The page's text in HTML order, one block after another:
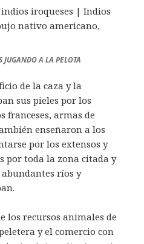
A LA PELOTA
de la caza y la
sus pieles por los
franceses, armas de
enseñaron a los
por los extensos y
por toda la zona citada y
ríos y
los recursos animales de
y el comercio con